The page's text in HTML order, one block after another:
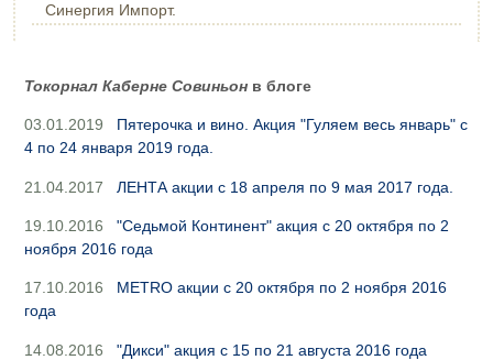
Синергия Импорт.
Токорнал Каберне Совиньон в блоге
03.01.2019
Пятерочка и вино. Акция "Гуляем весь январь" с
4 по 24 января 2019 года.
21.04.2017 ЛЕНТА акции с 18 апреля по 9 мая 2017 года.
19.10.2016
"Седьмой Континент" акция с 20 октября по 2
ноября 2016 года
17.10.2016
METRO акции с 20 октября по 2 ноября 2016
года
14.08.2016 "Дикси" акция с 15 по 21 августа 2016 года